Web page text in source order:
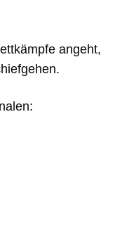
angeht,